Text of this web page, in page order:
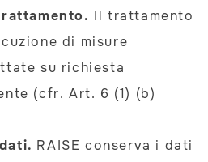
Il trattamento
di misure
su richiesta
(cfr. Art. 6 (1) (b)
RAISE conserva i dati